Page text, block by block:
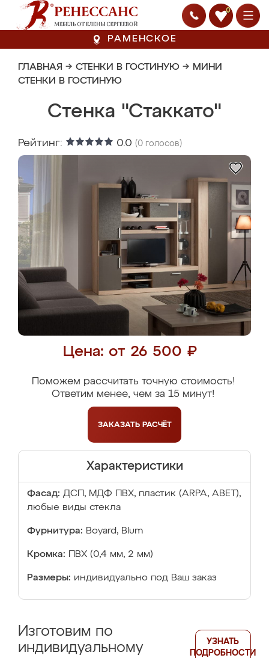
0
РАМЕНСКОЕ
ГЛАВНАЯ → СТЕНКИ В ГОСТИНУЮ → МИНИ
СТЕНКИ В ГОСТИНУЮ
Стенка "Стаккато"
Рейтинг: 0.0 (0 голосов)
Цена: от 26 500 ₽
Поможем рассчитать точную стоимость!
Ответим менее, чем за 15 минут!
ЗАКАЗАТЬ РАСЧЁТ
Характеристики
Фасад: ДСП, МДФ ПВХ, пластик (ARPA, ABET),
любые виды стекла
Фурнитура: Boyard, Blum
Кромка: ПВХ (0,4 мм, 2 мм)
Размеры: индивидуально под Ваш заказ
Изготовим по
индивидуальному
УЗНАТЬ
ПОДРОБНОСТИ